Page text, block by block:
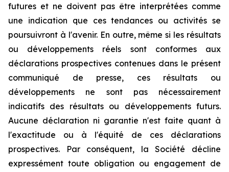
futures et ne doivent pas être interprétées comme
une indication que ces tendances ou activités se
poursuivront à l'avenir. En outre, même si les résultats
ou développements réels sont conformes aux
déclarations prospectives contenues dans le présent
communiqué de presse, ces résultats ou
développements ne sont pas nécessairement
indicatifs des résultats ou développements futurs.
Aucune déclaration ni garantie n'est faite quant à
l'exactitude ou à l'équité de ces déclarations
prospectives. Par conséquent, la Société décline
expressément toute obligation ou engagement de